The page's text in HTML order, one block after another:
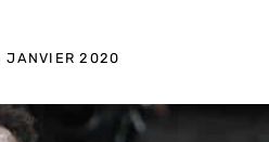
JANVIER 2020